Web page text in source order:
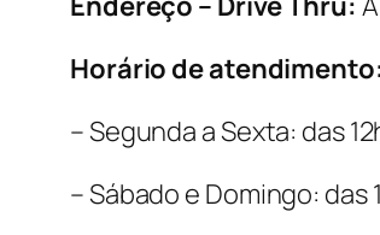
Horário de
– Segunda a Sexta: das
– Sábado e Domingo: das